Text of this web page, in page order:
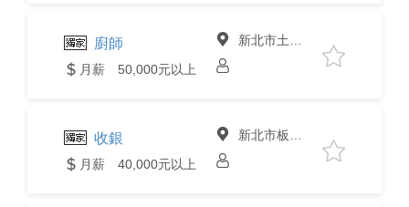
廚師
月薪 50,000元以上
新北市土城區
收銀
月薪 40,000元以上
新北市板橋區